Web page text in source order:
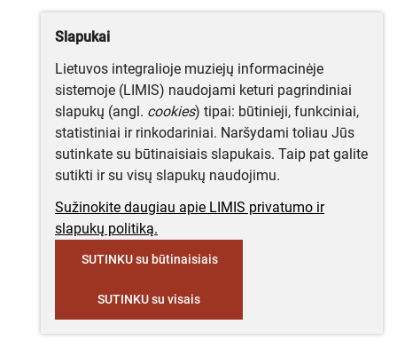
Slapukai
Lietuvos integralioje muziejų informacinėje
sistemoje (LIMIS) naudojami keturi pagrindiniai
slapukų (angl. cookies) tipai: būtinieji, funkciniai,
statistiniai ir rinkodariniai. Naršydami toliau Jūs
sutinkate su būtinaisiais slapukais. Taip pat galite
sutikti ir su visų slapukų naudojimu.
Sužinokite daugiau apie LIMIS privatumo ir
slapukų politiką.
SUTINKU su būtinaisiais
SUTINKU su visais